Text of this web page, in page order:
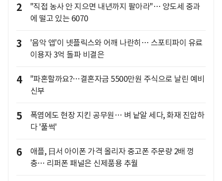
2
"직접 농사 안 지으면 내년까지 팔아라"… 양도세 중과
에 떨고 있는 6070
3
'음악 앱'이 넷플릭스와 어깨 나란히… 스포티파이 유료
이용자 3억 돌파 비결은
4
"파혼할까요?…결혼자금 5500만원 주식으로 날린 예비
신부
5
폭염에도 현장 지킨 공무원… 벼 낱알 세다, 화재 진압하
다 '풀썩'
6
애플, 日서 아이폰 가격 올리자 중고폰 주문량 2배 껑
충… 리퍼폰 패널은 신제품용 추월